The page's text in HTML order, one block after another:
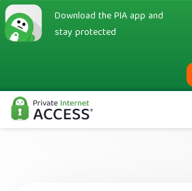
Download the PIA app and
stay protected